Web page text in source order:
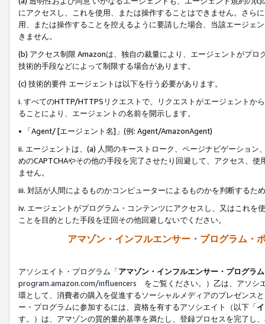
にアクセスし、これを使用、または操作することはできません。さら
用、または操作することを控えるように要請した場合、当該エージェ
きません。
(b) アクセス制限 Amazonは、独自の裁量により、エージェントがプ
技術的手段などによって制限する場合があります。
(c) 技術的要件 エージェントは以下を行う必要があります。
i. すべてのHTTP/HTTPSリクエストで、リクエストがエージェントか
ることにより、エージェントの名前を開示します。
• 「Agent/ [エージェント名]」(例: Agent/AmazonAgent)
ii. エージェントは、(a) 人間のキーストローク、ページナビゲーショ
めのCAPTCHAやその他の手段を完了させたり回避して、アクセス、
ません。
iii. 対話が人間によるものかコンピューターによるものかを判断するた
iv. エージェントがプログラム・コンテンツにアクセスし、又はこれ
ことを目的とした手段を迂回その他回避しないでください。
アマゾン・インフルエンサー・プログラム・
アソシエイト・プログラム「アマゾン・インフルエンサー・プログラム
program.amazon.com/influencers をご覧ください。）乙は、アソシ
環として、消費者の購入を促進するソーシャルメディアのプレゼンス
ー・プログラムに参加するには、資格を有するアソシエイト（以下「
す。）は、アマゾンの質的量的基準を満たし、登録プロセスを完了し、